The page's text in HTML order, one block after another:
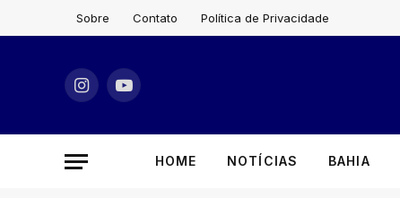
Sobre Contato Política de Privacidade
InstagramYouTube
HOME NOTÍCIAS BAHIA